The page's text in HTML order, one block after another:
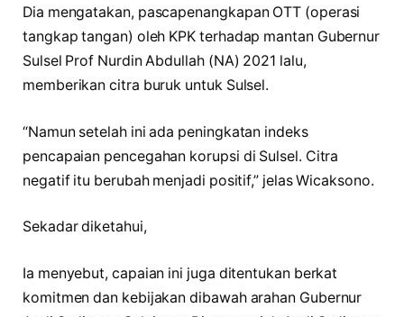
Dia mengatakan, pascapenangkapan OTT (operasi
tangkap tangan) oleh KPK terhadap mantan Gubernur
Sulsel Prof Nurdin Abdullah (NA) 2021 lalu,
memberikan citra buruk untuk Sulsel.
“Namun setelah ini ada peningkatan indeks
pencapaian pencegahan korupsi di Sulsel. Citra
negatif itu berubah menjadi positif,” jelas Wicaksono.
Sekadar diketahui,
Ia menyebut, capaian ini juga ditentukan berkat
komitmen dan kebijakan dibawah arahan Gubernur